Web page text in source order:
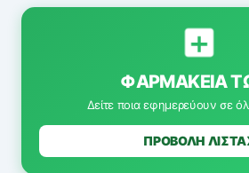
ΦΑΡΜΑΚΕΊΑ
Δείτε ποια εφημερεύουν σε
ΠΡΟΒΟΛΗ